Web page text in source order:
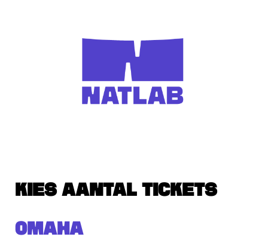
KIES AANTAL TICKETS
OMAHA